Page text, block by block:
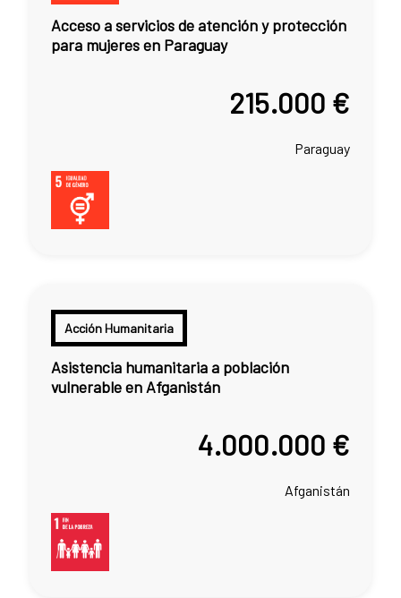
Acceso a servicios de atención y protección
para mujeres en Paraguay
215.000 €
Paraguay
Acción Humanitaria
Asistencia humanitaria a población
vulnerable en Afganistán
4.000.000 €
Afganistán